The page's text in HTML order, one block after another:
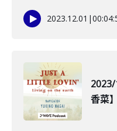
2023.12.01 |
香菜】